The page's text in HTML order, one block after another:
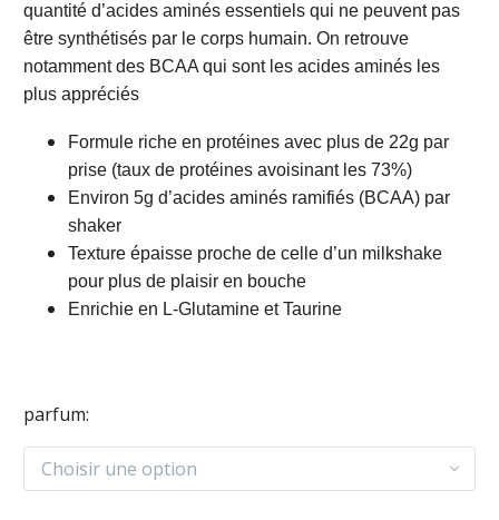
quantité d’acides aminés essentiels qui ne peuvent pas
être synthétisés par le corps humain. On retrouve
notamment des BCAA qui sont les acides aminés les
plus appréciés
Formule riche en protéines avec plus de 22g par
prise (taux de protéines avoisinant les 73%)
Environ 5g d’acides aminés ramifiés (BCAA) par
shaker
Texture épaisse proche de celle d’un milkshake
pour plus de plaisir en bouche
Enrichie en L-Glutamine et Taurine
parfum
Choisir une option